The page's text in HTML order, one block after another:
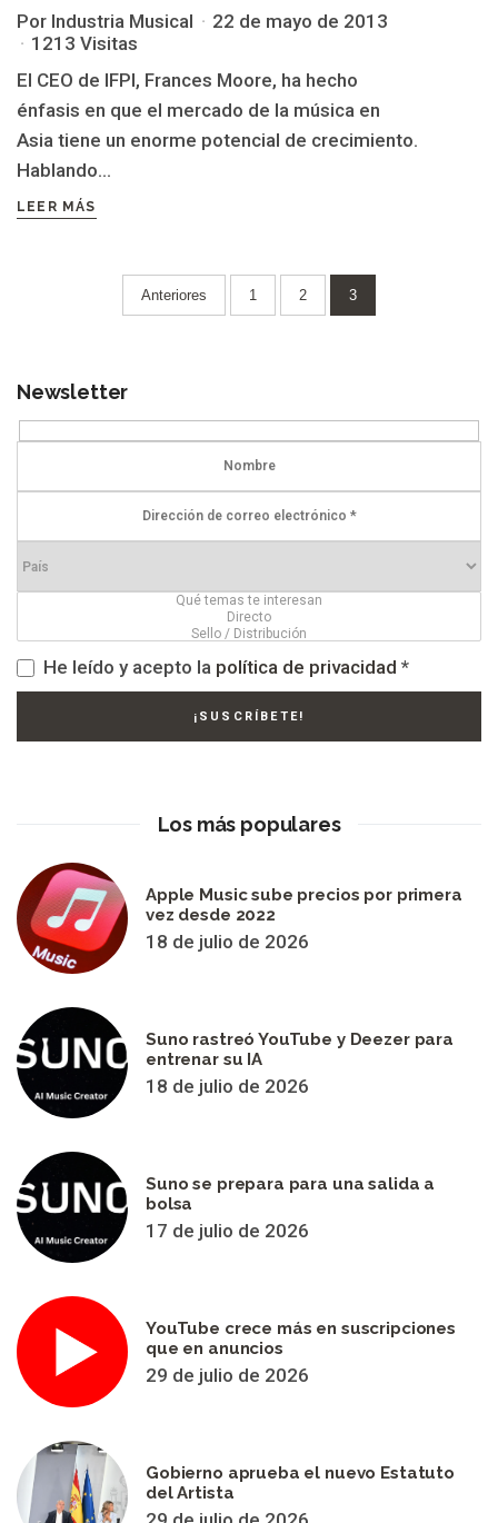
Por Industria Musical
22 de mayo de 2013
1213 Visitas
El CEO de IFPI, Frances Moore, ha hecho
énfasis en que el mercado de la música en
Asia tiene un enorme potencial de crecimiento.
Hablando...
LEER MÁS
Paginación
entradas
Anteriores 1 2 3
Newsletter
He leído y acepto la política de privacidad *
Los más populares
Apple Music sube precios por primera
vez desde 2022
18 de julio de 2026
Suno rastreó YouTube y Deezer para
entrenar su IA
18 de julio de 2026
Suno se prepara para una salida a
bolsa
17 de julio de 2026
YouTube crece más en suscripciones
que en anuncios
29 de julio de 2026
Gobierno aprueba el nuevo Estatuto
del Artista